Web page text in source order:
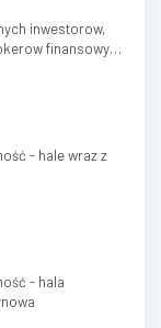
inwestorow,
finansowych
- hale wraz z
- hala